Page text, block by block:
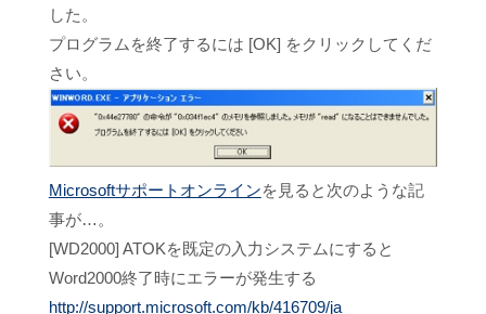
した。
プログラムを終了するには [OK] をクリックしてくだ
さい。
Microsoftサポートオンラインを見ると次のような記
事が…。
[WD2000] ATOKを既定の入力システムにすると
Word2000終了時にエラーが発生する
http://support.microsoft.com/kb/416709/ja